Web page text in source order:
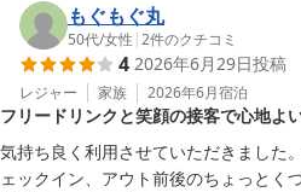
を伺い、私共も大変嬉しく存じます。
当館自慢の温泉や、清掃が行き届い
言葉をいただき、スタッフ一同励みに
また、お食事の味付けに関しまして
がとうございます。お寄せいただい
際の参考とさせていただきます。
もぐもぐ丸
50代/女性 |2件のクチコミ
4 2026年6月29日投稿
レジャー 家族 2026年6月宿泊
フリードリンクと笑顔の接客で心地よ
気持ち良く利用させていただきました
ェックイン、アウト前後のちょっとく